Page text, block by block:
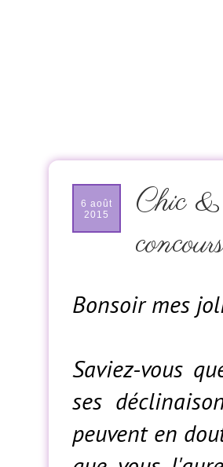
6 août
2015
Chic
Bonsoir mes
Saviez-vous
ses
peuvent en